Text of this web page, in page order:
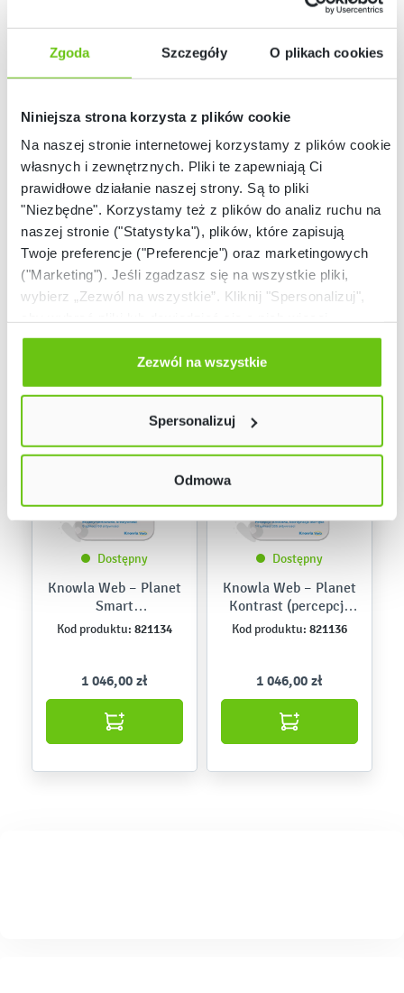
Zgoda Szczegóły O plikach cookies
Niniejsza strona korzysta z plików cookie
Na naszej stronie internetowej korzystamy z plików cookie:
własnych i zewnętrznych. Pliki te zapewniają Ci
prawidłowe działanie naszej strony. Są to pliki
"Niezbędne". Korzystamy też z plików do analiz ruchu na
naszej stronie ("Statystyka"), plików, które zapisują
Twoje preferencje ("Preferencje") oraz marketingowych
("Marketing"). Jeśli zgadzasz się na wszystkie pliki,
wybierz „Zezwól na wszystkie”. Kliknij "Spersonalizuj",
Odmów zgody poprzez przycisk „Odmowa”. Wtedy
użyjemy tylko plików niezbędnych dla naszej strony.
Twój wybór możesz zmienić przez kliknięcie przycisku w
Polityce prywatności
Zezwól na wszystkie
Spersonalizuj
Odmowa
Dostępny
Knowla Web –
Planeta Ziuuu
(motoryka duża)
Kod produktu: 821129
1 046,00 zł
Dostępny
Knowla Web – Planet
Hopsa (nauka przez
zabawę)
Kod produktu:821135
1 046,00 zł
Dostępny
Knowla Web – Planet
Smart
(eksperymentowanie)
Kod produktu: 821134
1 046,00 zł
Dostępny
Knowla Web – Planet
Kontrast (percepcja
wzrokowa)
Kod produktu: 821136
1 046,00 zł